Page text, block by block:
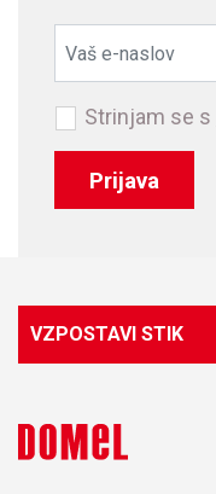
Prijava
Strinjam se s
VZPOSTAVI STIK